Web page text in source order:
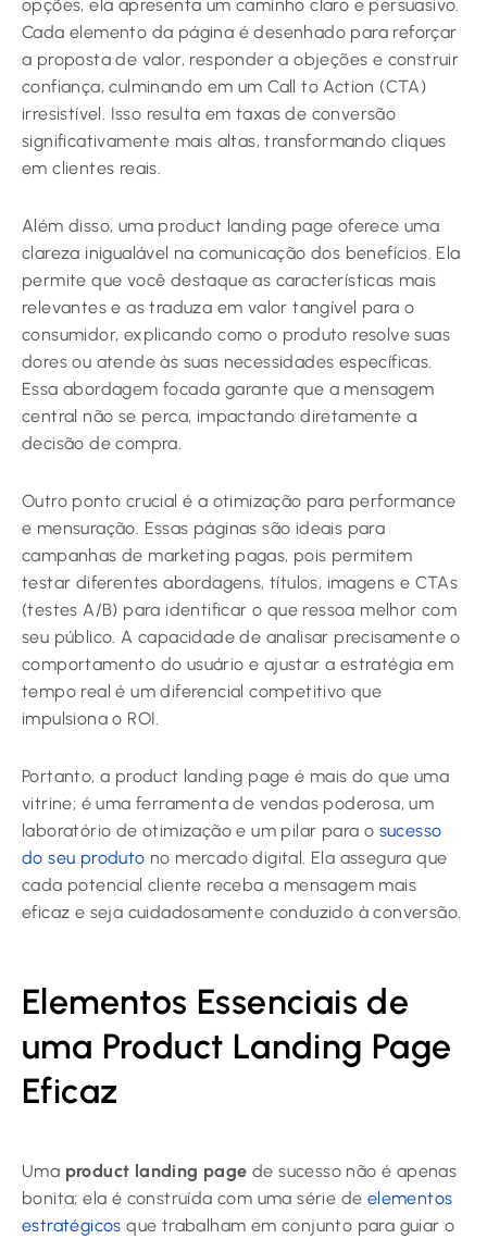
opções, ela apresenta um caminho claro e persuasivo.
Cada elemento da página é desenhado para reforçar
a proposta de valor, responder a objeções e construir
confiança, culminando em um Call to Action (CTA)
irresistível. Isso resulta em taxas de conversão
significativamente mais altas, transformando cliques
em clientes reais.
Além disso, uma product landing page oferece uma
clareza inigualável na comunicação dos benefícios. Ela
permite que você destaque as características mais
relevantes e as traduza em valor tangível para o
consumidor, explicando como o produto resolve suas
dores ou atende às suas necessidades específicas.
Essa abordagem focada garante que a mensagem
central não se perca, impactando diretamente a
decisão de compra.
Outro ponto crucial é a otimização para performance
e mensuração. Essas páginas são ideais para
campanhas de marketing pagas, pois permitem
testar diferentes abordagens, títulos, imagens e CTAs
(testes A/B) para identificar o que ressoa melhor com
seu público. A capacidade de analisar precisamente o
comportamento do usuário e ajustar a estratégia em
tempo real é um diferencial competitivo que
impulsiona o ROI.
Portanto, a product landing page é mais do que uma
vitrine; é uma ferramenta de vendas poderosa, um
laboratório de otimização e um pilar para o sucesso
do seu produto no mercado digital. Ela assegura que
cada potencial cliente receba a mensagem mais
eficaz e seja cuidadosamente conduzido à conversão.
Elementos Essenciais de
uma Product Landing Page
Eficaz
Uma product landing page de sucesso não é apenas
bonita; ela é construída com uma série de elementos
estratégicos que trabalham em conjunto para guiar o